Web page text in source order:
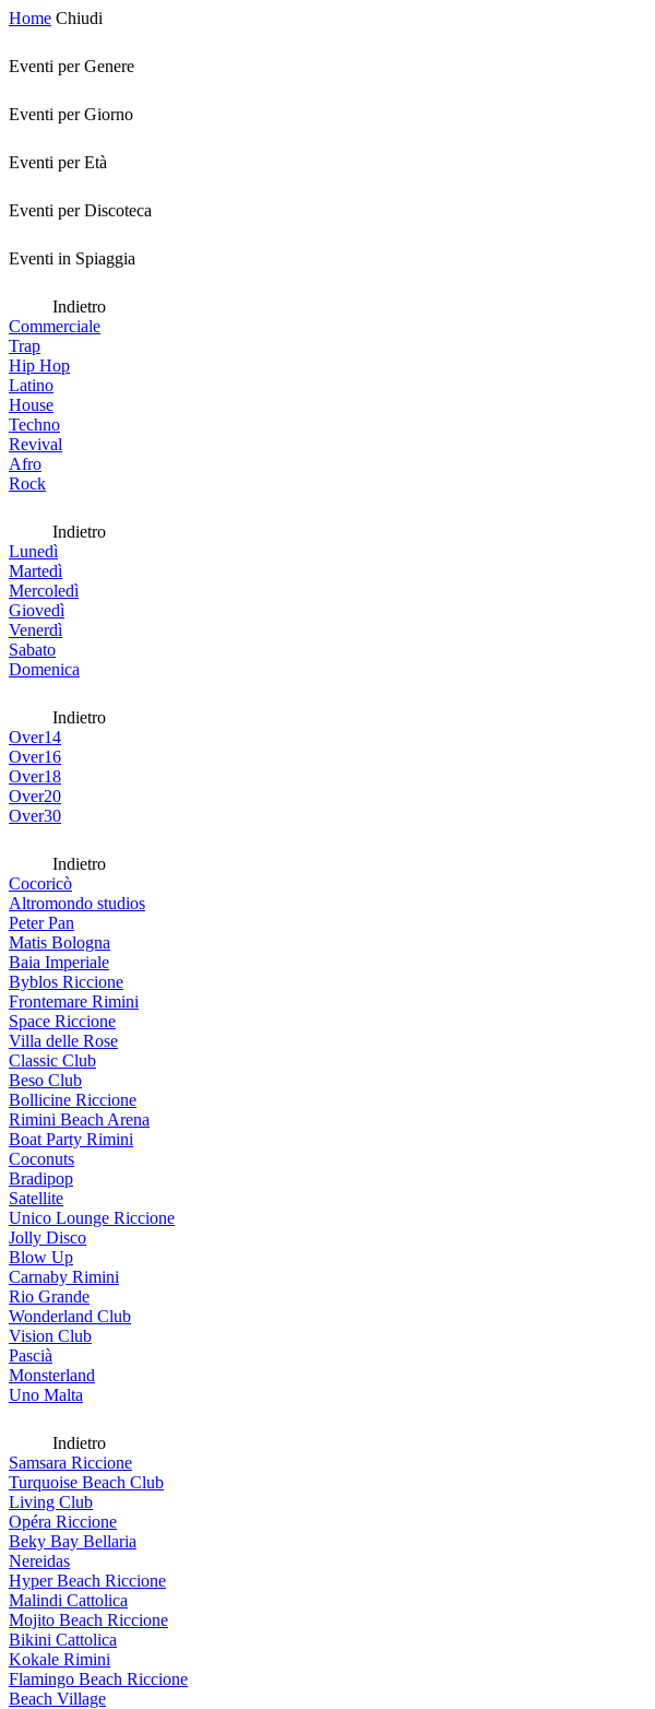
Home Chiudi
Eventi per Genere
Eventi per Giorno
Eventi per Età
Eventi per Discoteca
Eventi in Spiaggia
Indietro
Commerciale
Trap
Hip Hop
Latino
House
Techno
Revival
Afro
Rock
Indietro
Lunedì
Martedì
Mercoledì
Giovedì
Venerdì
Sabato
Domenica
Indietro
Over14
Over16
Over18
Over20
Over30
Indietro
Cocoricò
Altromondo studios
Peter Pan
Matis Bologna
Baia Imperiale
Byblos Riccione
Frontemare Rimini
Space Riccione
Villa delle Rose
Classic Club
Beso Club
Bollicine Riccione
Rimini Beach Arena
Boat Party Rimini
Coconuts
Bradipop
Satellite
Unico Lounge Riccione
Jolly Disco
Blow Up
Carnaby Rimini
Rio Grande
Wonderland Club
Vision Club
Pascià
Monsterland
Uno Malta
Indietro
Samsara Riccione
Turquoise Beach Club
Living Club
Opéra Riccione
Beky Bay Bellaria
Nereidas
Hyper Beach Riccione
Malindi Cattolica
Mojito Beach Riccione
Bikini Cattolica
Kokale Rimini
Flamingo Beach Riccione
Beach Village